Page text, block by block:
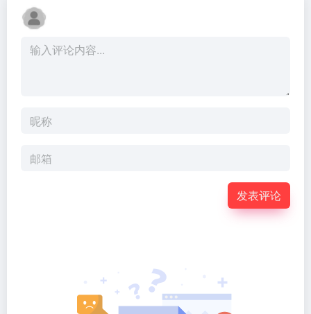
发表评论